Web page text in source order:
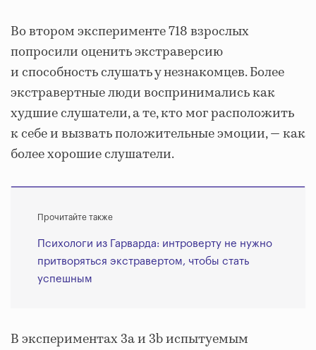
Во втором эксперименте 718 взрослых
попросили оценить экстраверсию
и способность слушать у незнакомцев. Более
экстравертные люди воспринимались как
худшие слушатели, а те, кто мог расположить
к себе и вызвать положительные эмоции, — как
более хорошие слушатели.
Прочитайте также
Психологи из Гарварда: интроверту не нужно
притворяться экстравертом, чтобы стать
успешным
В экспериментах 3a и 3b испытуемым